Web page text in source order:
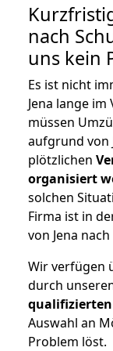
nach
uns kein
Es ist nicht
Jena lange
müssen
aufgrund von
plötzlichen
organisiert
solchen
Firma ist in
von Jena
Wir verfügen
durch
Auswahl an
Problem löst.